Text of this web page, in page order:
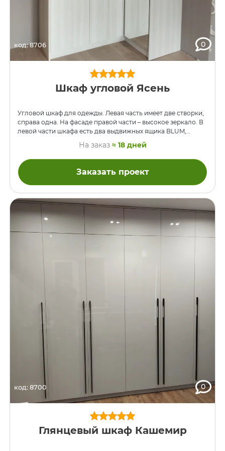
код: 8706 0
Шкаф угловой Ясень
Угловой шкаф для одежды. Левая часть имеет две створки,
справа одна. На фасаде правой части – высокое зеркало. В
левой части шкафа есть два выдвижных ящика BLUM,
поэтому сверху антресоли. ДСП — Kronospan K-524 Ясень
Серфсайд Чистый.
На заказ ≈ 18 дней
Заказать проект
код: 8700 0
Глянцевый шкаф Кашемир